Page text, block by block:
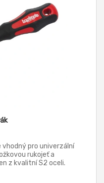
pro univerzální
rukojeť a
z kvalitní S2 oceli.